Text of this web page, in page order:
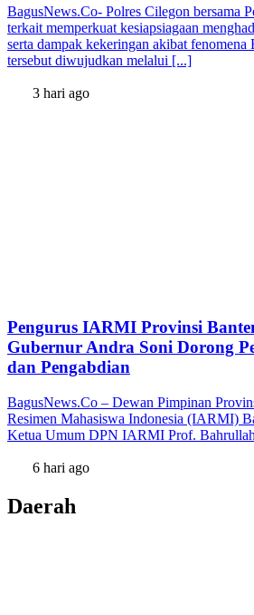
BagusNews.Co- Polres Cilegon bersama
terkait memperkuat kesiapsiagaan
serta dampak kekeringan akibat
tersebut diwujudkan melalui [...]
3 hari ago
Pengurus IARMI Provinsi
Gubernur Andra Soni Dorong
dan Pengabdian
BagusNews.Co – Dewan Pimpinan
Resimen Mahasiswa Indonesia (IARMI)
Ketua Umum DPN IARMI Prof.
6 hari ago
Daerah